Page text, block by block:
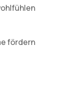
fördern